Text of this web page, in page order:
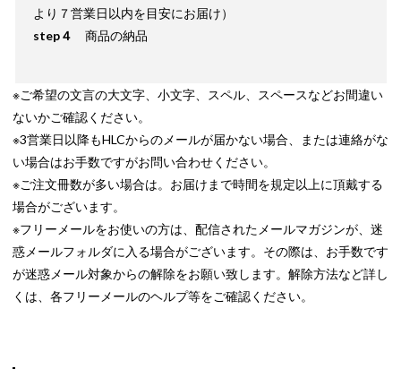
より７営業日以内を目安にお届け）
step４
商品の納品
※ご希望の文言の大文字、小文字、スペル、スペースなどお間違い
ないかご確認ください。
※3営業日以降もHLCからのメールが届かない場合、または連絡がな
い場合はお手数ですがお問い合わせください。
※ご注文冊数が多い場合は。お届けまで時間を規定以上に頂戴する
場合がございます。
※フリーメールをお使いの方は、配信されたメールマガジンが、迷
惑メールフォルダに入る場合がございます。その際は、お手数です
が迷惑メール対象からの解除をお願い致します。解除方法など詳し
くは、各フリーメールのヘルプ等をご確認ください。